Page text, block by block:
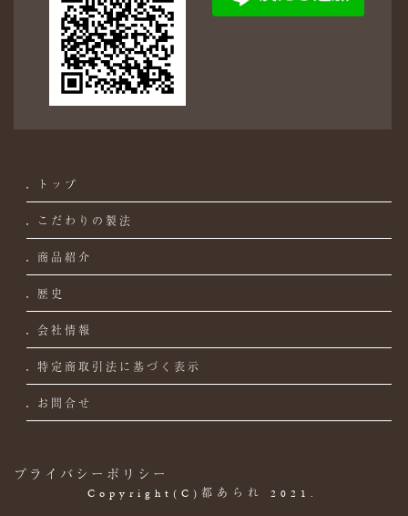
トップ
こだわりの製法
商品紹介
歴史
会社情報
特定商取引法に基づく表示
お問合せ
プライバシーポリシー
Copyright(C)都あられ 2021.